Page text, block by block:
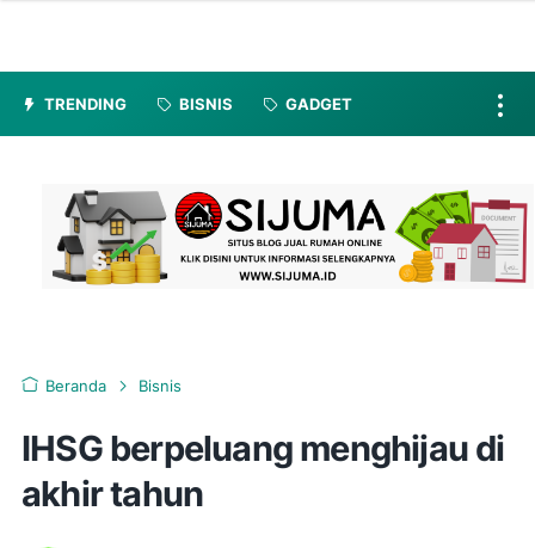
TRENDING BISNIS GADGET
Beranda Bisnis
IHSG berpeluang menghijau di
akhir tahun